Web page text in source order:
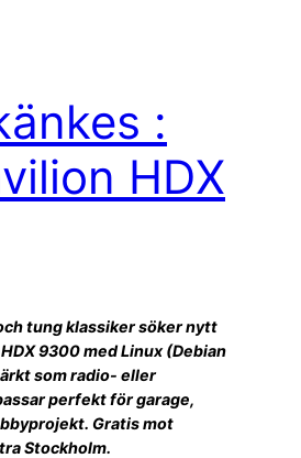
:
HDX
tung klassiker söker nytt
9300 med Linux (Debian
som radio- eller
perfekt för garage,
Gratis mot
Stockholm.